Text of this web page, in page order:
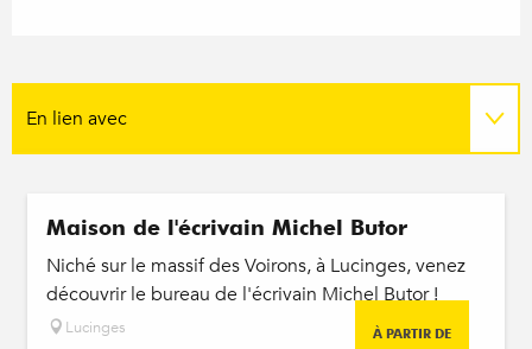
En lien avec
Sur place
À PARTIR DE
Maison de l'écrivain Michel Butor
Niché sur le massif des Voirons, à Lucinges, venez
découvrir le bureau de l'écrivain Michel Butor !
Lucinges